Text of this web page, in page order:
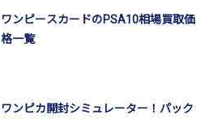
ワンピースカードのPSA10相場買取価
格一覧
ワンピカ開封シミュレーター！パック